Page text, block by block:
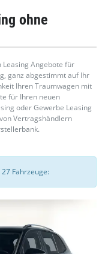
ohne
Leasing Angebote für
ganz abgestimmt auf Ihr
Ihren Traumwagen mit
für Ihren neuen
oder Gewerbe Leasing
Vertragshändlern
27 Fahrzeuge: